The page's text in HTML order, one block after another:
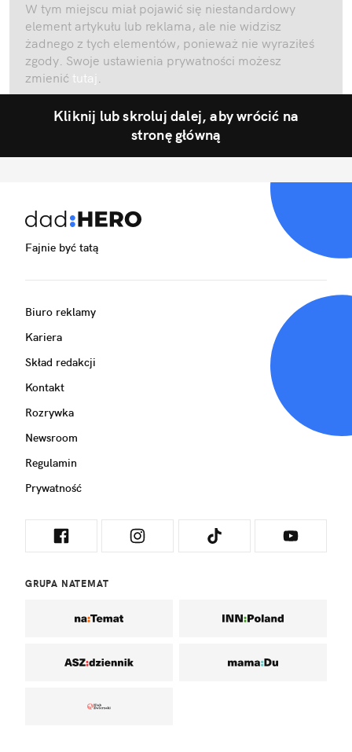
W tym miejscu miał pojawić się niestandardowy
element artykułu lub reklama, ale nie widzisz
żadnego z tych elementów, ponieważ nie wyraziłeś
zgody. Swoje ustawienia prywatności możesz
zmienić tutaj .
Kliknij lub skroluj dalej, aby wrócić na
stronę główną
Fajnie być tatą
Biuro reklamy
Kariera
Skład redakcji
Kontakt
Rozrywka
Newsroom
Regulamin
Prywatność
GRUPA NATEMAT